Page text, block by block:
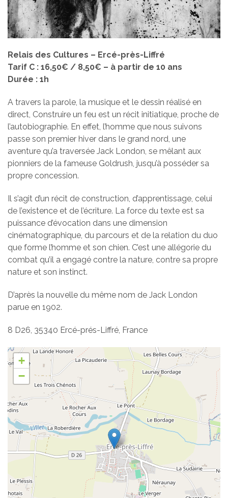
Relais des Cultures – Ercé-près-Liffré
Tarif C : 16,50€ / 8,50€ – à partir de 10 ans
Durée : 1h
A travers la parole, la musique et le dessin réalisé en
direct, Construire un feu est un récit initiatique, proche de
l’autobiographie. En effet, l’homme que nous suivons
passe son premier hiver dans le grand nord, une
aventure qu’a traversée Jack London, se mêlant aux
pionniers de la fameuse Goldrush, jusqu’à posséder sa
propre concession.
Il s’agit d’un récit de construction, d’apprentissage, celui
de l’existence et de l’écriture. La force du texte est sa
puissance d’évocation dans une dimension
cinématographique, du parcours et de la relation du duo
que forme l’homme et son chien. C’est une allégorie du
combat qu’il a engagé contre la nature, contre sa propre
nature et son instinct.
D’après la nouvelle du même nom de Jack London
parue en 1902.
8 D26, 35340 Ercé-prés-Liffré, France
+
−